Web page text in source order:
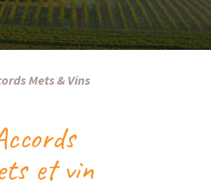
Mets & Vins
et vin